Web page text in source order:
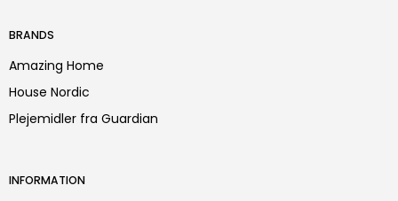
BRANDS
Amazing Home
House Nordic
Plejemidler fra Guardian
INFORMATION